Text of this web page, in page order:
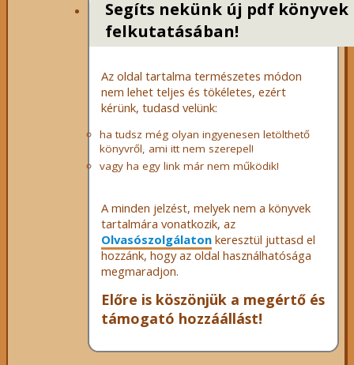
Segíts nekünk új pdf könyvek
felkutatásában!
Az oldal tartalma természetes módon
nem lehet teljes és tökéletes, ezért
kérünk, tudasd velünk:
ha tudsz még olyan ingyenesen letölthető
könyvről, ami itt nem szerepel!
vagy ha egy link már nem működik!
A minden jelzést, melyek nem a könyvek
tartalmára vonatkozik, az
Olvasószolgálatonkeresztül juttasd el
hozzánk, hogy az oldal használhatósága
megmaradjon.
Előre is köszönjük a megértő és
támogató hozzáállást!